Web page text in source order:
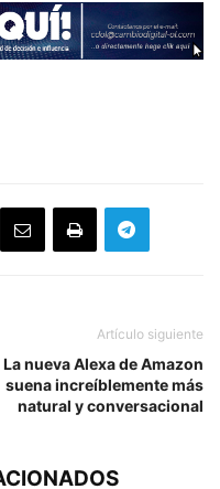
Artículo siguiente
La nueva Alexa de Amazon
suena increíblemente más
natural y conversacional